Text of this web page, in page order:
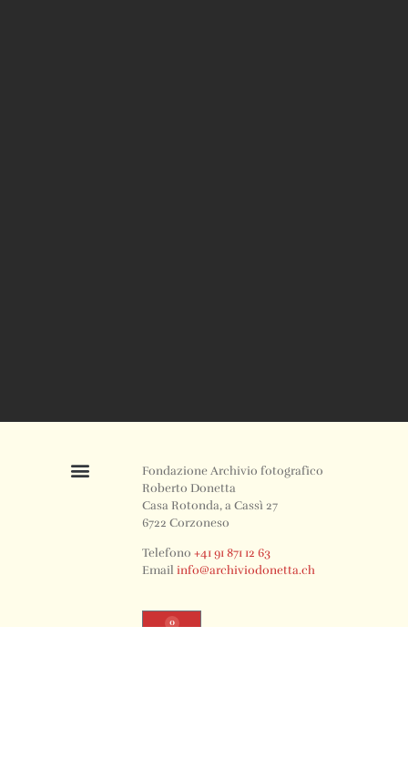
Fondazione Archivio fotografico
Roberto Donetta
Casa Rotonda, a Cassì 27
6722 Corzoneso
Telefono+41 91 871 12 63
Emailinfo@archiviodonetta.ch
0